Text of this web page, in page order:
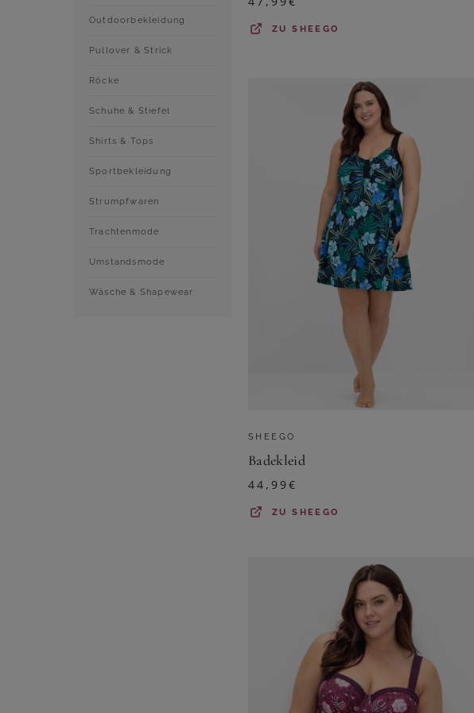
Outdoorbekleidung
Pullover & Strick
Röcke
Schuhe & Stiefel
Shirts & Tops
Sportbekleidung
Strumpfwaren
Trachtenmode
Umstandsmode
Wäsche & Shapewear
ZUSHEEGO
SHEEGO
Badekleid
44,99€
ZUSHEEGO